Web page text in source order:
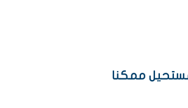
ممكنا